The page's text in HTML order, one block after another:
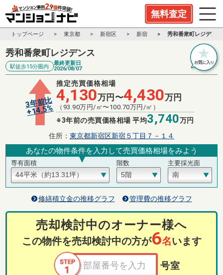
無料査定
トップページ 東京都 新宿区 新宿 秀和番衆町レジデンス
秀和番衆町レジデンス
駅徒歩15分圏内
最終更新日
2026/08/07
3年前比
+14.5%
推定売買価格相場
4,130万円〜4,430万円
（ 93.90万円/㎡〜 100.70万円/㎡）
※3年前の売買価格相場 平均3,740万円
住所： 東京都新宿区新宿５丁目７－１４
あなたの物件条件を入力して売買価格相場をみよう
専有面積 階数 主要採光面
修繕積立金の推移グラフ 管理費の推移グラフ
売却検討中のオーナー様へ
この物件を売却検討中の方が6名います
号室